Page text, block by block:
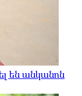
են անկանոն